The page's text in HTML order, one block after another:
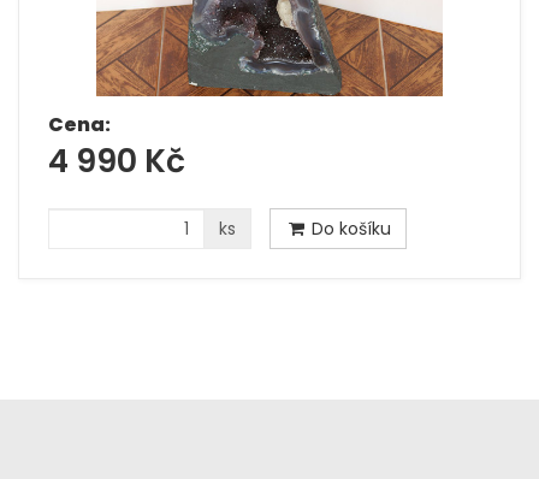
Cena:
4 990 Kč
ks Do košíku